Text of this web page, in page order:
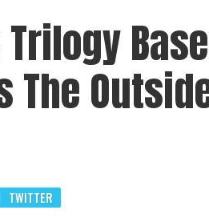
The
TWITTER